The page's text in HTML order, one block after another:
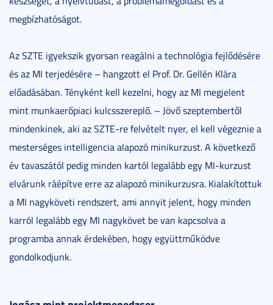
megbízhatóságot.
Az SZTE igyekszik gyorsan reagálni a technológia fejlődésére
és az MI terjedésére – hangzott el Prof. Dr. Gellén Klára
előadásában. Tényként kell kezelni, hogy az MI megjelent
mint munkaerőpiaci kulcsszereplő. – Jövő szeptembertől
mindenkinek, aki az SZTE-re felvételt nyer, el kell végeznie a
mesterséges intelligencia alapozó minikurzust. A következő
év tavaszától pedig minden kartól legalább egy MI-kurzust
elvárunk ráépítve erre az alapozó minikurzusra. Kialakítottuk
a MI nagyköveti rendszert, ami annyit jelent, hogy minden
karról legalább egy MI nagykövet be van kapcsolva a
programba annak érdekében, hogy együttműködve
gondolkodjunk.